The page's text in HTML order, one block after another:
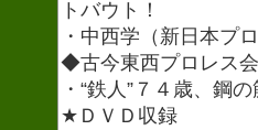
トバウト！
・中西学（新日本プ
◆古今東西プロレス
・“鉄人”７４歳、鋼
★ＤＶＤ収録